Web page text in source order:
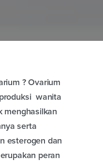
? Ovarium
wanita
menghasilkan
serta
esterogen dan
peran